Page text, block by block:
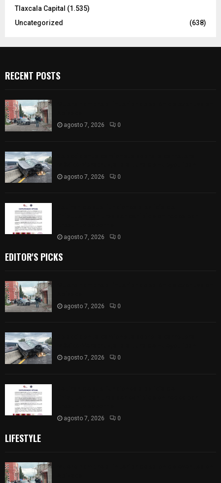
Tlaxcala Capital (1.535)
Uncategorized
(638)
RECENT POSTS
agosto 7, 2026 0
agosto 7, 2026 0
agosto 7, 2026 0
EDITOR'S PICKS
agosto 7, 2026 0
agosto 7, 2026 0
agosto 7, 2026 0
LIFESTYLE